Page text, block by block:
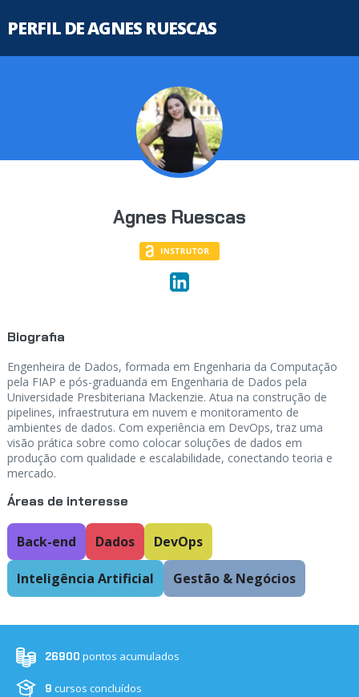
PERFIL DE AGNES RUESCAS
Agnes Ruescas
Biografia
Engenheira de Dados, formada em Engenharia da Computação
pela FIAP e pós-graduanda em Engenharia de Dados pela
Universidade Presbiteriana Mackenzie. Atua na construção de
pipelines, infraestrutura em nuvem e monitoramento de
ambientes de dados. Com experiência em DevOps, traz uma
visão prática sobre como colocar soluções de dados em
produção com qualidade e escalabilidade, conectando teoria e
mercado.
Áreas de interesse
Back-end Dados DevOps
Inteligência Artificial Gestão & Negócios
26900 pontos acumulados
9 cursos concluídos